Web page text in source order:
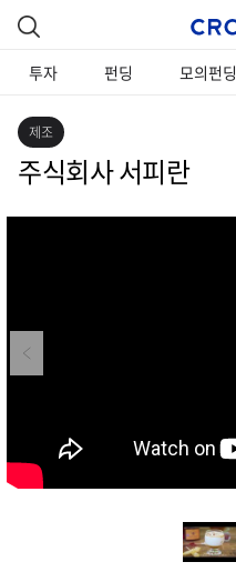
투자 펀딩 모의펀딩
제조
주식회사 서피란
Previous